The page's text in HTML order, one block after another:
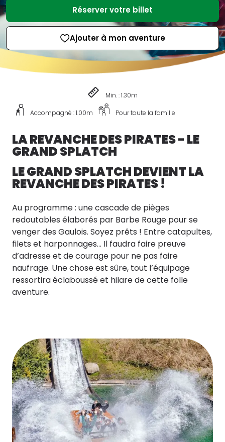
Réserver votre billet
Ajouter à mon aventure
Min. : 1.30m
Accompagné : 1.00m Pour toute la famille
LA REVANCHE DES PIRATES - LE
GRAND SPLATCH
LE GRAND SPLATCH DEVIENT LA
REVANCHE DES PIRATES !
Au programme : une cascade de pièges
redoutables élaborés par Barbe Rouge pour se
venger des Gaulois. Soyez prêts ! Entre catapultes,
filets et harponnages... Il faudra faire preuve
d’adresse et de courage pour ne pas faire
naufrage. Une chose est sûre, tout l’équipage
ressortira éclaboussé et hilare de cette folle
aventure.